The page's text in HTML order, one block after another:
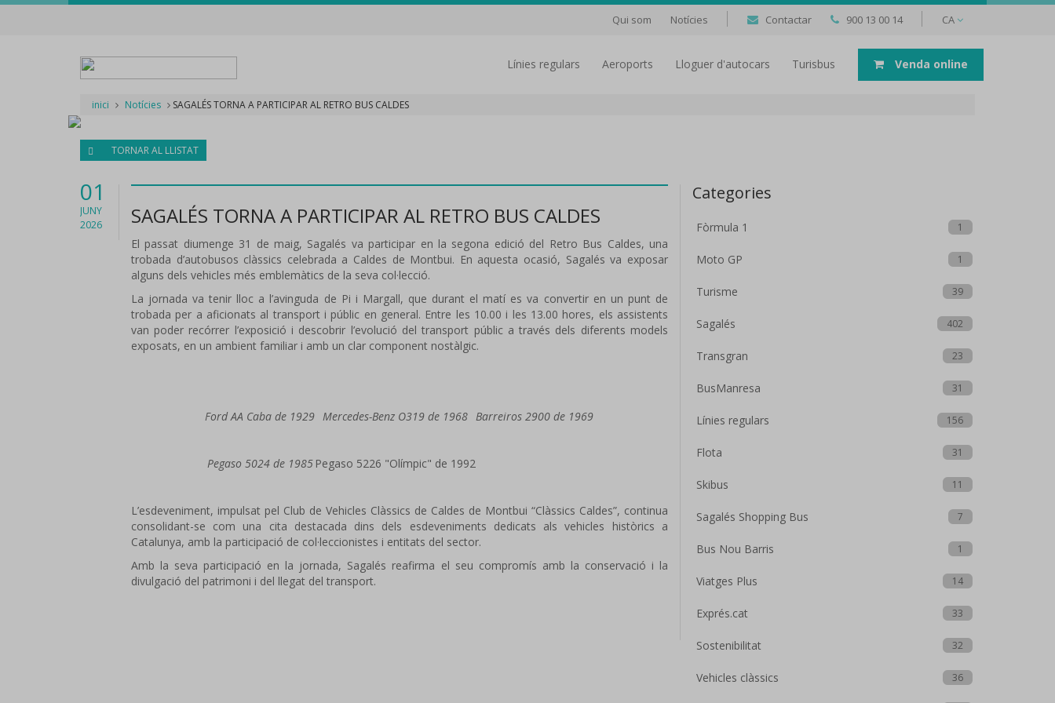
Qui som Notícies Contactar 900 13 00 14 CA
línies regulars aeroports Lloguer d'autocars Turisbus Venda online
inici Notícies SAGALÉS TORNA A PARTICIPAR AL RETRO BUS CALDES
TORNAR AL LLISTAT
01
JUNY
2026
SAGALÉS TORNA A PARTICIPAR AL RETRO BUS CALDES
El passat diumenge 31 de maig, Sagalés va participar en la segona edició del Retro Bus Caldes, una
trobada d’autobusos clàssics celebrada a Caldes de Montbui. En aquesta ocasió, Sagalés va exposar
alguns dels vehicles més emblemàtics de la seva col·lecció.
La jornada va tenir lloc a l’avinguda de Pi i Margall, que durant el matí es va convertir en un punt de
trobada per a aficionats al transport i públic en general. Entre les 10.00 i les 13.00 hores, els assistents
van poder recórrer l’exposició i descobrir l’evolució del transport públic a través dels diferents models
exposats, en un ambient familiar i amb un clar component nostàlgic.
Ford AA Caba de 1929 Mercedes-Benz O319 de 1968 Barreiros 2900 de 1969
Pegaso 5024 de 1985 Pegaso 5226 "Olímpic" de 1992
L’esdeveniment, impulsat pel Club de Vehicles Clàssics de Caldes de Montbui “Clàssics Caldes”, continua
consolidant-se com una cita destacada dins dels esdeveniments dedicats als vehicles històrics a
Catalunya, amb la participació de col·leccionistes i entitats del sector.
Amb la seva participació en la jornada, Sagalés reafirma el seu compromís amb la conservació i la
divulgació del patrimoni i del llegat del transport.
Categories
Fòrmula 1 1
Moto GP 1
Turisme 39
Sagalés 402
Transgran 23
BusManresa 31
Línies regulars 156
Flota 31
Skibus 11
Sagalés Shopping Bus 7
Bus Nou Barris 1
Viatges Plus 14
Exprés.cat 33
Sostenibilitat 32
Vehicles clàssics 36